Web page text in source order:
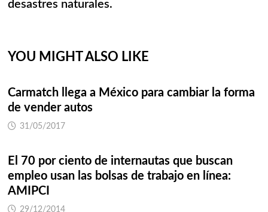
desastres naturales.
YOU MIGHT ALSO LIKE
Carmatch llega a México para cambiar la forma
de vender autos
31/05/2017
El 70 por ciento de internautas que buscan
empleo usan las bolsas de trabajo en línea:
AMIPCI
29/12/2014